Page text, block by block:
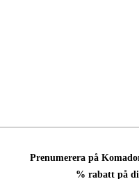
Prenumerera på
% rabatt på